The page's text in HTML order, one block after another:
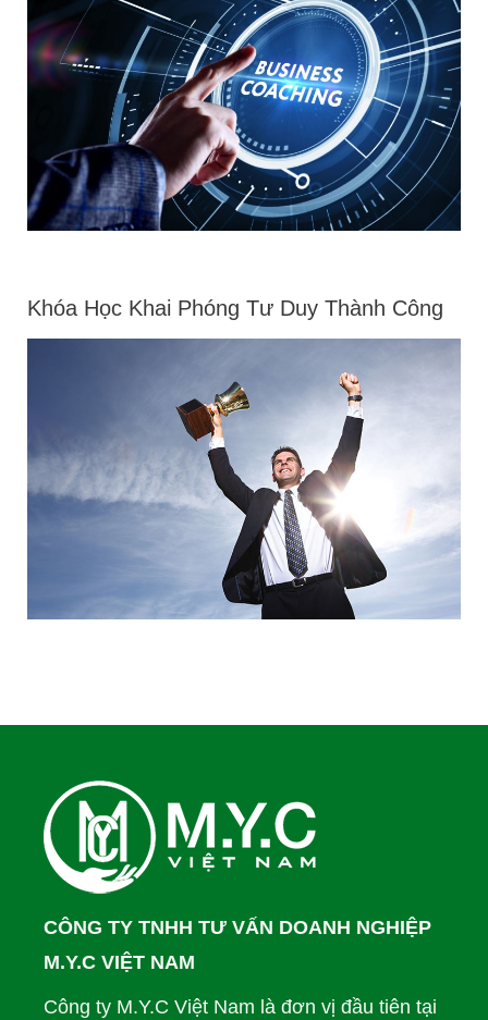
Khóa Học Khai Phóng Tư Duy Thành Công
CÔNG TY TNHH TƯ VẤN DOANH NGHIỆP
M.Y.C VIỆT NAM
Công ty M.Y.C Việt Nam là đơn vị đầu tiên tại